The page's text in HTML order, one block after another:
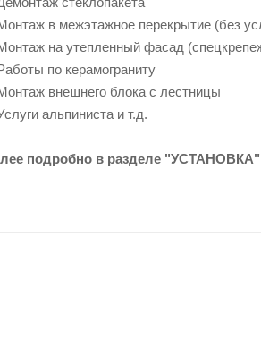
в межэтажное перекрытие (без
на утепленный фасад
по керамограниту
внешнего блока с лестницы
альпиниста и т.д.
подробно в разделе